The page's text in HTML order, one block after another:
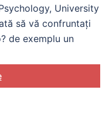
University
să vă confruntați
de exemplu un